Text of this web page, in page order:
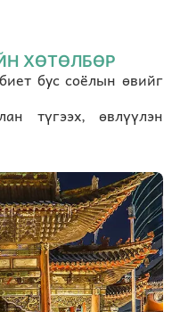
ХӨТӨЛБӨР
бус соёлын өвийг
түгээх, өвлүүлэн